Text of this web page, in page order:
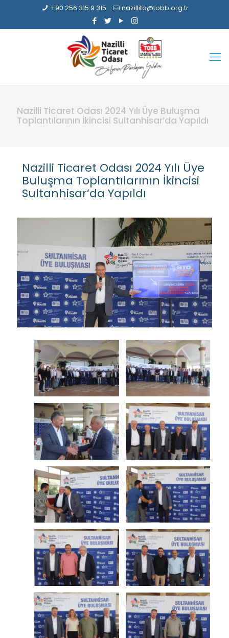
+90 256 315 9 315 nazillito@tobb.org.tr
Nazilli Ticaret Odası 2024 Yılı Üye Buluşma
Toplantılarının İkincisi Sultanhisar’da Yapıldı
Nazilli Ticaret Odası 2024 Yılı Üye
Buluşma Toplantılarının İkincisi
Sultanhisar’da Yapıldı